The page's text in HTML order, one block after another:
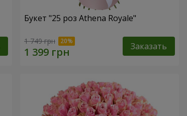
Букет "25 роз Athena Royale"
1 749 грн Заказать